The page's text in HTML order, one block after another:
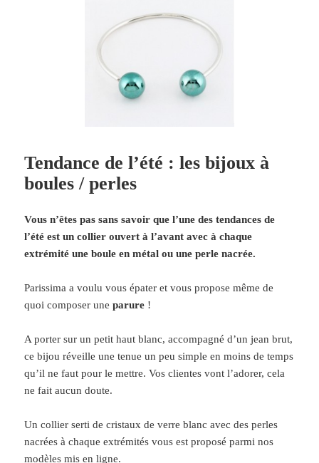
Tendance de l’été : les bijoux à
boules / perles
Vous n’êtes pas sans savoir que l’une des tendances de
l’été est un collier ouvert à l’avant avec à chaque
extrémité une boule en métal ou une perle nacrée.
Parissima a voulu vous épater et vous propose même de
quoi composer uneparure !
A porter sur un petit haut blanc, accompagné d’un jean brut,
ce bijou réveille une tenue un peu simple en moins de temps
qu’il ne faut pour le mettre. Vos clientes vont l’adorer, cela
ne fait aucun doute.
Un collier serti de cristaux de verre blanc avec des perles
nacrées à chaque extrémités vous est proposé parmi nos
modèles mis en ligne.